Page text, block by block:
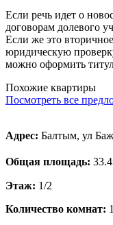
Если речь идет о
договорам долевого
Если же это
юридическую
можно оформить
Похожие квартиры
Посмотреть все
Адрес: Балтым, ул
Общая площадь:
Этаж: 1/2
Количество комнат: 1